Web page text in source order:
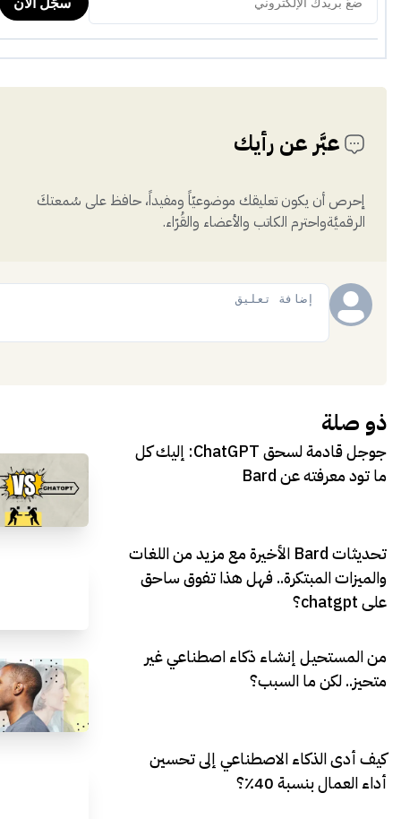
عبَّر عن رأيك
إحرص أن يكون تعليقك موضوعيّاً ومفيداً، حافظ على سُمعتكَ
الرقميَّةواحترم الكاتب والأعضاء والقُرّاء.
ذو صلة
جوجل قادمة لسحق ChatGPT: إليك كل
ما تود معرفته عن Bard
تحديثات Bard الأخيرة مع مزيد من اللغات
والميزات المبتكرة.. فهل هذا تفوق ساحق
على chatgpt؟
من المستحيل إنشاء ذكاء اصطناعي غير
متحيز.. لكن ما السبب؟
كيف أدى الذكاء الاصطناعي إلى تحسين
أداء العمال بنسبة 40٪؟